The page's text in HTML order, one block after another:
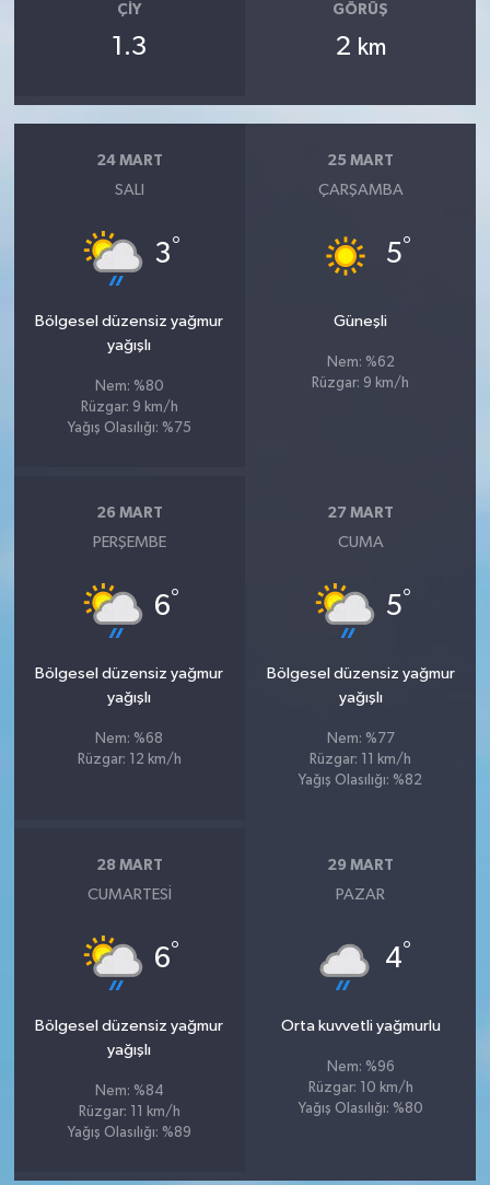
ÇIY
1.3
GÖRÜŞ
2 km
24 MART
SALI
3°
Bölgesel düzensiz yağmur
yağışlı
Nem: %80
Rüzgar: 9 km/h
Yağış Olasılığı: %75
25 MART
ÇARŞAMBA
5°
Güneşli
Nem: %62
Rüzgar: 9 km/h
26 MART
PERŞEMBE
6°
Bölgesel düzensiz yağmur
yağışlı
Nem: %68
Rüzgar: 12 km/h
27 MART
CUMA
5°
Bölgesel düzensiz yağmur
yağışlı
Nem: %77
Rüzgar: 11 km/h
Yağış Olasılığı: %82
28 MART
CUMARTESI
6°
Bölgesel düzensiz yağmur
yağışlı
Nem: %84
Rüzgar: 11 km/h
Yağış Olasılığı: %89
29 MART
PAZAR
4°
Orta kuvvetli yağmurlu
Nem: %96
Rüzgar: 10 km/h
Yağış Olasılığı: %80